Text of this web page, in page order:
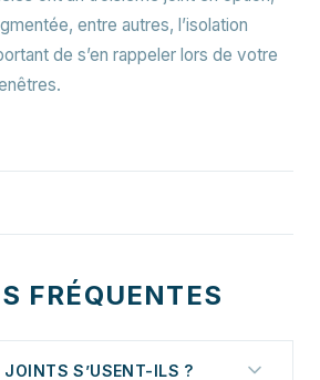
entre autres, l’isolation
de s’en rappeler lors de votre
FRÉQUENTES
JOINTS S’USENT-ILS ?